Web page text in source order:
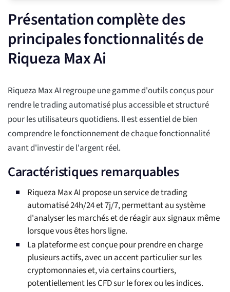
Présentation complète des
principales fonctionnalités de
Riqueza Max Ai
Riqueza Max AI regroupe une gamme d'outils conçus pour
rendre le trading automatisé plus accessible et structuré
pour les utilisateurs quotidiens. Il est essentiel de bien
comprendre le fonctionnement de chaque fonctionnalité
avant d'investir de l'argent réel.
Caractéristiques remarquables
Riqueza Max AI propose un service de trading
automatisé 24h/24 et 7j/7, permettant au système
d'analyser les marchés et de réagir aux signaux même
lorsque vous êtes hors ligne.
La plateforme est conçue pour prendre en charge
plusieurs actifs, avec un accent particulier sur les
cryptomonnaies et, via certains courtiers,
potentiellement les CFD sur le forex ou les indices.